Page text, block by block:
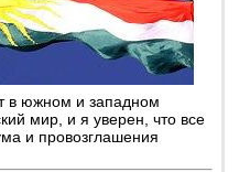
в южном и западном
мир, и я уверен, что все
и провозглашения